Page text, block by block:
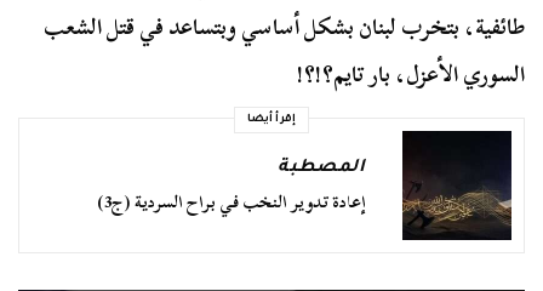
طائفية، بتخرب لبنان بشكل أساسي وبتساعد في قتل الشعب
السوري الأعزل، بار تايم؟!؟!
إقرأ أيضا
المصطبة
إعادة تدوير النخب في براح السردية (ج3)